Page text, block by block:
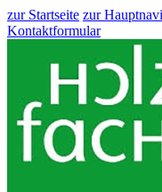
zur Startseite zur
Kontaktformular